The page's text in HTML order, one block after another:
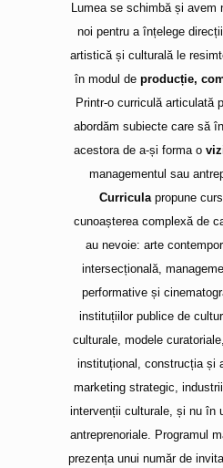
Lumea se schimbă și avem
noi pentru a înțelege
artistică și culturală le
în modul de producție,
Printr-o curriculă articulată
abordăm subiecte care să
acestora de a-și forma o
managementul sau
Curriculapropune
cunoașterea complexă de
au nevoie: arte
intersecțională,
performative și
instituțiilor publice de
culturale, modele
instituțional, construcția și
marketing strategic,
intervenții culturale, și nu în
antreprenoriale. Programul
prezența unui număr de